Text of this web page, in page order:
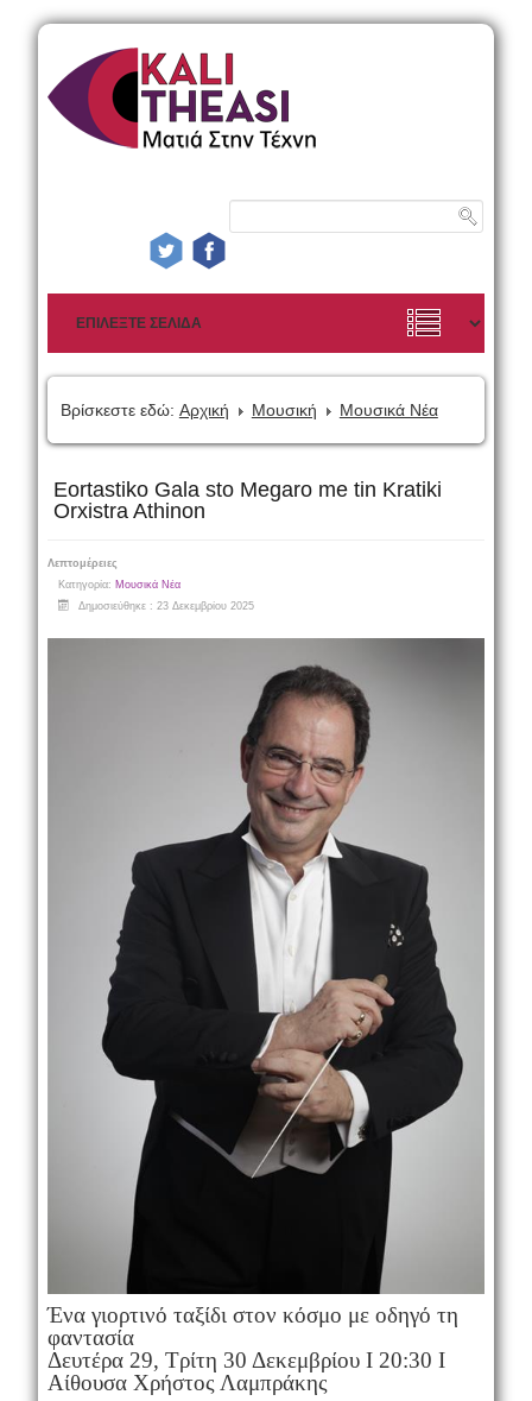
Βρίσκεστε εδώ: Αρχική Μουσική Μουσικά Νέα
Eortastiko Gala sto Megaro me tin Kratiki
Orxistra Athinon
Λεπτομέρειες
Κατηγορία: Μουσικά Νέα
Δημοσιεύθηκε : 23 Δεκεμβρίου 2025
Ένα γιορτινό ταξίδι στον κόσμο με οδηγό τη
φαντασία
Δευτέρα 29, Τρίτη 30 Δεκεμβρίου Ι 20:30 Ι
Αίθουσα Χρήστος Λαμπράκης